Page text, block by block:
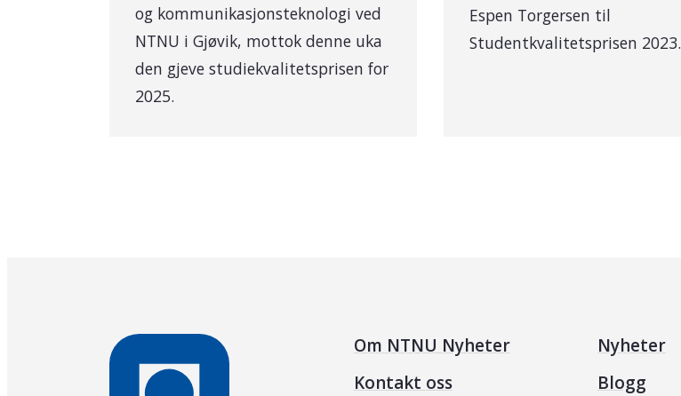
og kommunikasjonsteknologi ved
NTNU i Gjøvik, mottok denne uka
den gjeve studiekvalitetsprisen for
2025.
Espen Torgersen til
Studentkvalitetsprisen 2023.
Om NTNU Nyheter
Kontakt oss
Nyheter
Blogg